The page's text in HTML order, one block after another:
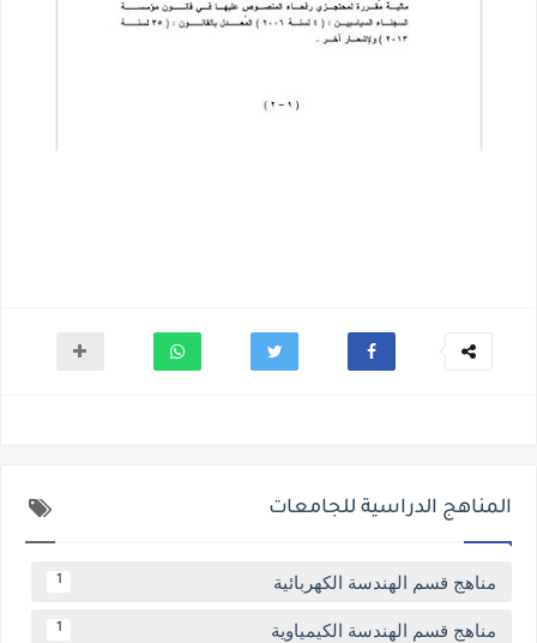
المناهج الدراسية للجامعات
مناهج قسم الهندسة الكهربائية 1
مناهج قسم الهندسة الكيمياوية 1